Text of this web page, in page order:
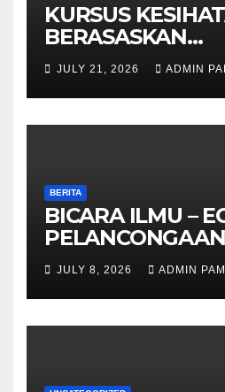
KURSUS
BERASASKAN
HYPNOTHERAPY
OLEH KPWKKK
JULY 21, 2026 ADMIN
BERITA
BICARA ILMU –
DARI ALAM KE
KOMUNITI
JULY 8, 2026 ADMIN